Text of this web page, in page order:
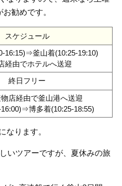
勧めです。
スケジュール
16:15)⇒釜山着(10:25-19:10)
経由でホテルへ送迎
終日フリー
店経由で釜山港へ送迎
博多着(10:25-18:55)
なります。
いツアーですが、夏休みの旅